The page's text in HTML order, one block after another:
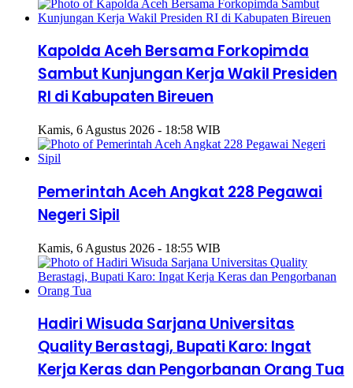
Kapolda Aceh Bersama Forkopimda
Sambut Kunjungan Kerja Wakil Presiden
RI di Kabupaten Bireuen
Kamis, 6 Agustus 2026 - 18:58 WIB
Pemerintah Aceh Angkat 228 Pegawai
Negeri Sipil
Kamis, 6 Agustus 2026 - 18:55 WIB
Hadiri Wisuda Sarjana Universitas
Quality Berastagi, Bupati Karo: Ingat
Kerja Keras dan Pengorbanan Orang Tua